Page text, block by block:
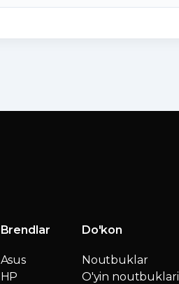
Brendlar
Asus
HP
Do'kon
Noutbuklar
O'yin noutbuklari